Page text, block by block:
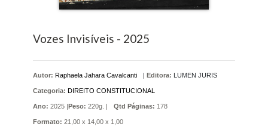
Vozes Invisíveis - 2025
Autor: Raphaela Jahara Cavalcanti Editora: LUMEN JURIS
Categoria: DIREITO CONSTITUCIONAL
Ano: 2025 | Peso: 220g. | Qtd Páginas: 178
Formato: 21,00 x 14,00 x 1,00